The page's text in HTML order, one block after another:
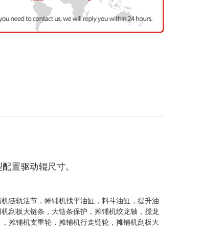
置驱动辊尺寸。
链轨活节，摊铺机找平油缸，料斗油缸，提升油
刮板大链条，大链条保护，摊铺机绞龙轴，搅龙
摊铺机支重轮，摊铺机行走链轮，摊铺机刮板大